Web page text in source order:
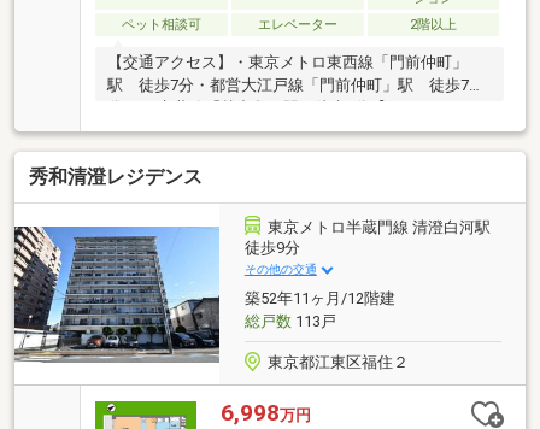
470m)・深川第三中学校まで徒歩9分(約690m)
ペット相談可
エレベーター 2階以上
【交通アクセス】・東京メトロ東西線「門前仲町」
駅 徒歩7分・都営大江戸線「門前仲町」駅 徒歩7
特徴】・施工：株式会社長谷川工務店・構造：鉄骨鉄
筋コンクリート造陸屋根14階建・総戸数：467戸
秀和清澄レジデンス
東京メトロ半蔵門線 清澄白河駅
徒歩9分
その他の交通
築52年11ヶ月/12階建
総戸数113戸
東京都江東区福住２
6,998万円